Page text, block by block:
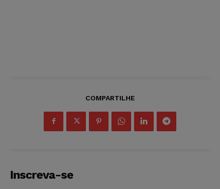
COMPARTILHE
Inscreva-se